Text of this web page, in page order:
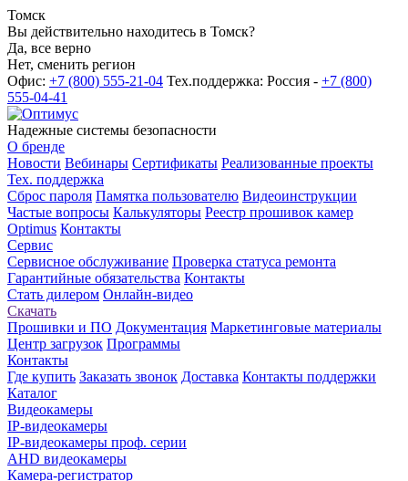
Томск
Вы действительно находитесь в Томск?
Да, все верно
Нет, сменить регион
Офис: +7 (800) 555-21-04 Тех.поддержка: Россия - +7 (800)
555-04-41
Надежные системы безопасности
О бренде
Новости Вебинары Сертификаты Реализованные проекты
Тех. поддержка
Сброс пароля Памятка пользователю Видеоинструкции
Частые вопросы Калькуляторы Реестр прошивок камер
Optimus Контакты
Сервис
Сервисное обслуживание Проверка статуса ремонта
Гарантийные обязательства Контакты
Стать дилером Онлайн-видео
Скачать
Прошивки и ПО Документация Маркетинговые материалы
Центр загрузок Программы
Контакты
Где купить Заказать звонок Доставка Контакты поддержки
Каталог
Видеокамеры
IP-видеокамеры
IP-видеокамеры проф. серии
AHD видеокамеры
Камера-регистратор